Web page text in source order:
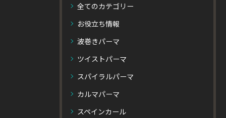
全てのカテゴリー
お役立ち情報
波巻きパーマ
ツイストパーマ
スパイラルパーマ
カルマパーマ
スペインカール